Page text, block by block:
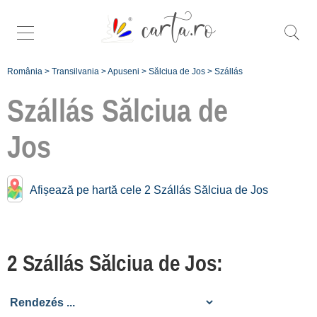
România > Transilvania >Apuseni > Sălciua de Jos > Szállás
Szállás Sălciua de
Jos
Afișează pe hartă cele 2 Szállás Sălciua de Jos
2 Szállás Sălciua de Jos:
Szállás közelében
Ocoliș
[2 offers hogy 31.1 km]